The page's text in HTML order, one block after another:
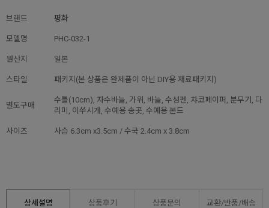
브랜드 평화
모델명 PHC-032-1
원산지 일본
스타일 패키지(본 상품은 완제품이 아닌 DIY용 재료패키지)
별도구매
수틀(10cm), 자수바늘, 가위, 바늘, 수성펜, 챠코페이퍼, 분무기, 다
리미, 이쑤시개, 수예용 송곳, 수예용 본드
사이즈 사슴 6.3cm x3.5cm / 수국 2.4cm x 3.8cm
상세설명 상품후기 상품문의 교환/반품/배송